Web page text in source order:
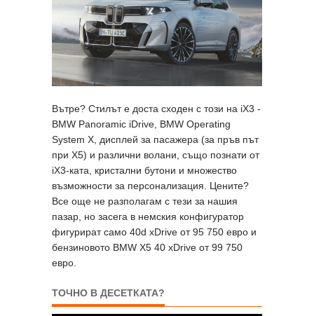
Вътре? Стилът е доста сходен с този на iX3 -
BMW Panoramic iDrive, BMW Operating
System X, дисплей за пасажера (за пръв път
при X5) и различни волани, също познати от
iX3-ката, кристални бутони и множество
възможности за персонализация. Цените?
Все още не разполагам с тези за нашия
пазар, но засега в немския конфигуратор
фигурират само 40d xDrive от 95 750 евро и
бензиновото BMW X5 40 xDrive от 99 750
евро.
ТОЧНО В ДЕСЕТКАТА?